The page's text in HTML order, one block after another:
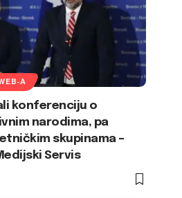
A
konferenciju o
narodima, pa
skupinama –
Servis